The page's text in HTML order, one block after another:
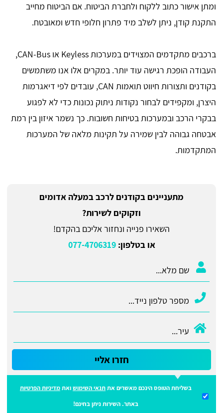
ומתן אישור כתוב ללקוח ולחברת הביטוח. אם הביטוח מחייב
התקנת קודן, ניתן לשלב מיד פתרון חלופי חדש ומאובטח.
ברכבים מתקדמים המצוידים במערכות Keyless או CAN-Bus,
העבודה הופכת רגישה עוד יותר. במקרים אלו אנו משתמשים
בקודנים ותצורות חיווט תואמות CAN, עובדים לפי דיאגרמות
היצרן, ומקפידים לבחור נקודות ניתוק נכונות כדי לא לפגוע
בבקרי הרכב ובמערכות בטיחות חשובות. כך נשמר איזון בין רמת
אבטחה גבוהה לבין שמירה על תקינות מלאה של המערכות
המתקדמות.
מתעניינים בקודנים לרכב במעלה אדומים
וזקוקים לשירות?
השאירו פנייה ונחזור אליכם בהקדם!
או בטלפון:077-4706319
חזרו אליי
בשליחת הטופס הינכם מאשרים אתתנאי השימושואתמדיניות הפרטיות
באתר. השירות ניתן בחינם!